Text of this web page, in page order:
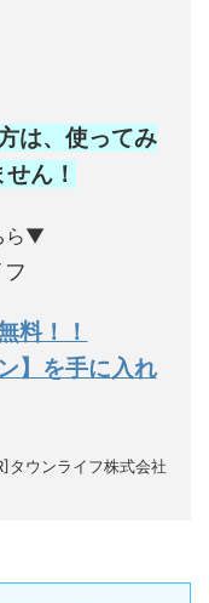
は、使ってみ
せん ！
ら▼
料！！
】を手に入れ
タウンライフ株式会社